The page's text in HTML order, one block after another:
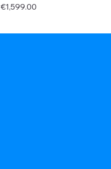
Price
€1,599.00